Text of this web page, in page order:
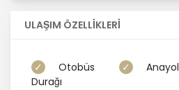
ULAŞIM ÖZELLİKLERİ
Otobüs
Durağı
Anayol